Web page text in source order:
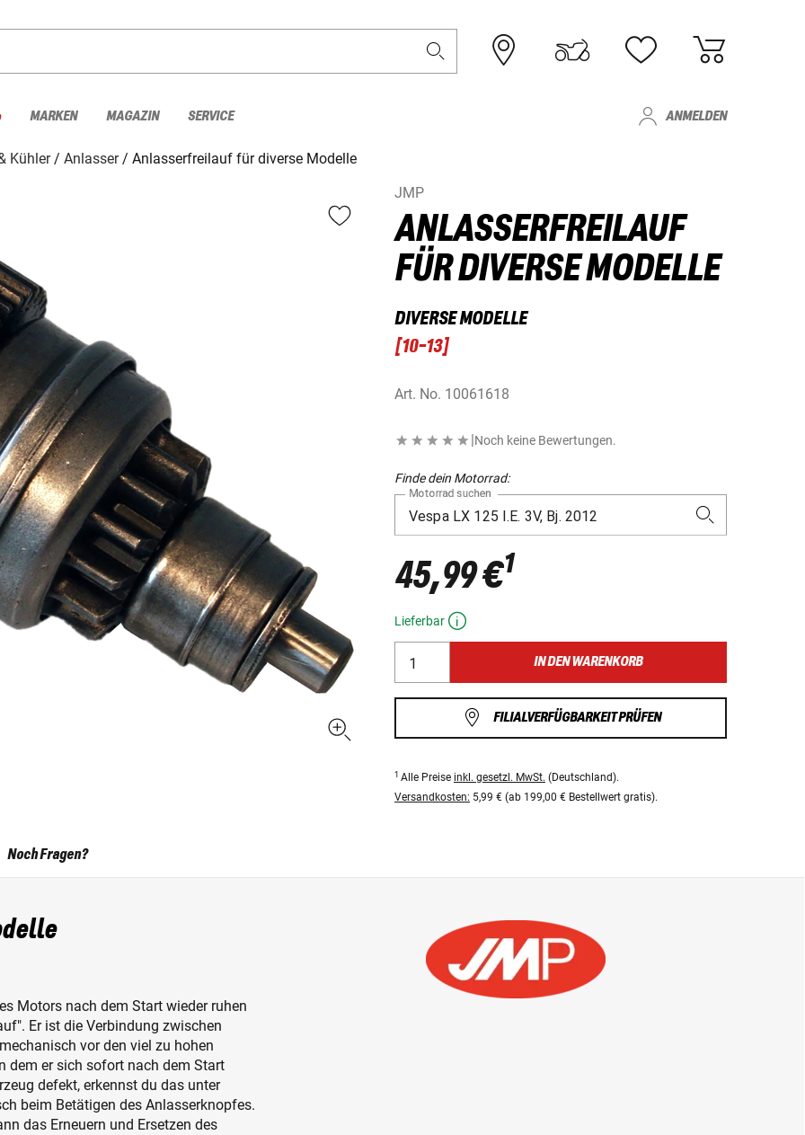
MARKEN MAGAZIN SERVICE ANMELDEN
Kühler Anlasser
Anlasserfreilauf für diverse Modelle
JMP
ANLASSERFREILAUF
FÜR DIVERSE MODELLE
DIVERSE MODELLE
[10-13]
Art. No. 10061618
|Noch keine Bewertungen.
Finde dein Motorrad:
Motorrad suchen
45,99 €1
Lieferbar
IN DEN WARENKORB
FILIALVERFÜGBARKEIT PRÜFEN
1 Alle Preise inkl. gesetzl. MwSt. (Deutschland).
Versandkosten: 5,99 € (ab 199,00 € Bestellwert gratis).
Motors nach dem Start wieder ruhen
Er ist die Verbindung zwischen
vor den viel zu hohen
dem er sich sofort nach dem Start
defekt, erkennst du das unter
beim Betätigen des Anlasserknopfes.
das Erneuern und Ersetzen des
Noch Fragen?